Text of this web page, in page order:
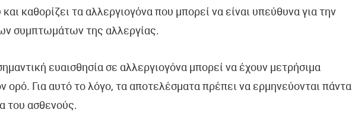
καθορίζει τα αλλεργιογόνα που μπορεί να είναι υπεύθυνα για την
συμπτωμάτων της αλλεργίας.
ευαισθησία σε αλλεργιογόνα μπορεί να έχουν μετρήσιμα
ορό. Για αυτό το λόγο, τα αποτελέσματα πρέπει να ερμηνεύονται πάντα
του ασθενούς.